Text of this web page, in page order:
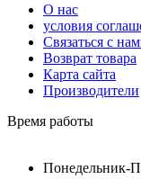
О нас
условия
Связаться с
Возврат товара
Карта сайта
Производители
Время работы
Понедельник-